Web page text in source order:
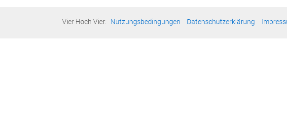
Vier Hoch Vier: Nutzungsbedingungen Datenschutzerklärung